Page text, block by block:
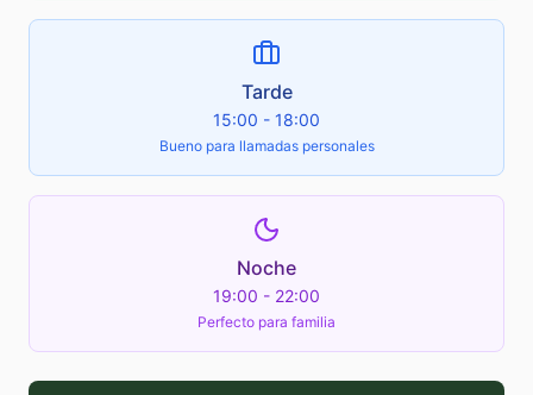
Tarde
15:00 - 18:00
Bueno para llamadas personales
Noche
19:00 - 22:00
Perfecto para familia